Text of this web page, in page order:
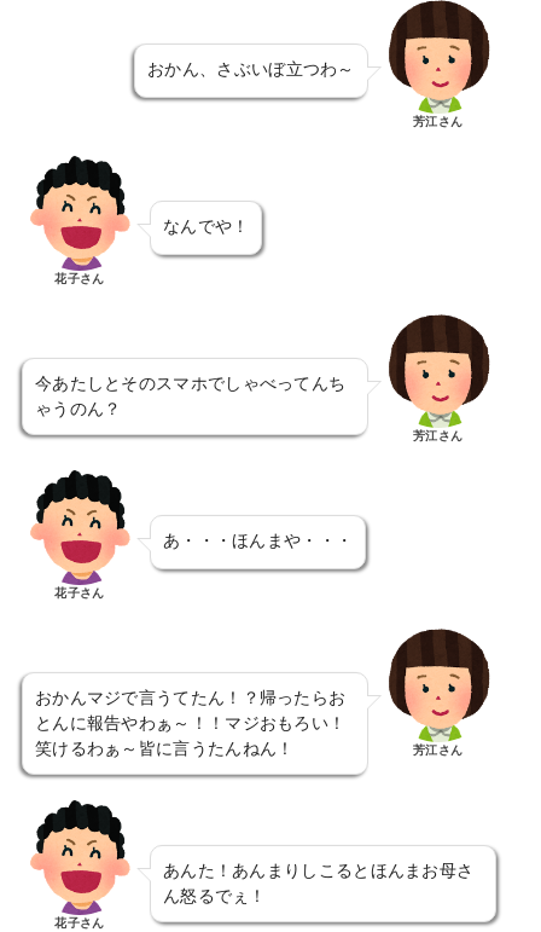
おかん、さぶいぼ立つわ～
芳江さん
花子さん
なんでや！
今あたしとそのスマホでしゃべってんち
ゃうのん？
芳江さん
花子さん
あ・・・ほんまや・・・
おかんマジで言うてたん！？帰ったらお
とんに報告やわぁ～！！マジおもろい！
笑けるわぁ～皆に言うたんねん！
芳江さん
花子さん
あんた！あんまりしこるとほんまお母さ
ん怒るでぇ！